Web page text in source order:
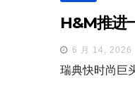
H&M推进
6 月 14, 2026
瑞典快时尚巨